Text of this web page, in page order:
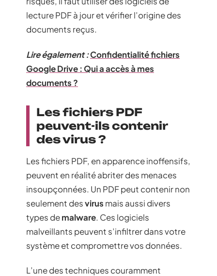
lecture PDF à jour et vérifier l’origine des
documents reçus.
Lire également :Confidentialité fichiers
Google Drive : Qui a accès à mes
documents ?
Les fichiers PDF
peuvent-ils contenir
des virus ?
Les fichiers PDF, en apparence inoffensifs,
peuvent en réalité abriter des menaces
insoupçonnées. Un PDF peut contenir non
seulement desvirus mais aussi divers
types demalware. Ces logiciels
malveillants peuvent s’infiltrer dans votre
système et compromettre vos données.
L’une des techniques couramment